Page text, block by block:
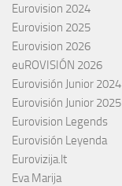
Eurovision 2024
Eurovision 2025
Eurovision 2026
euROVISIÓN 2026
Eurovisión Junior 2024
Eurovisión Junior 2025
Eurovision Legends
Eurovisión Leyenda
Eurovizija.lt
Eva Marija